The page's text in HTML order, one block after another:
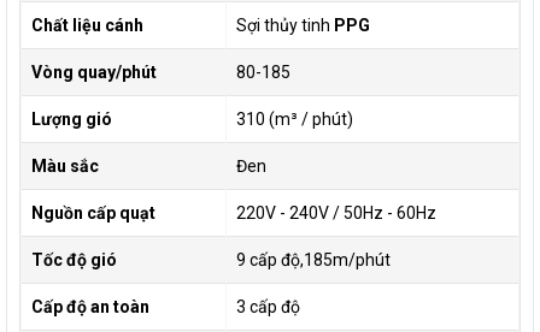
Chất liệu cánh Sợi thủy tinh PPG
Vòng quay/phút 80-185
Lượng gió 310 (m³ / phút)
Màu sắc Đen
Nguồn cấp quạt 220V - 240V / 50Hz - 60Hz
Tốc độ gió 9 cấp độ,185m/phút
Cấp độ an toàn 3 cấp độ